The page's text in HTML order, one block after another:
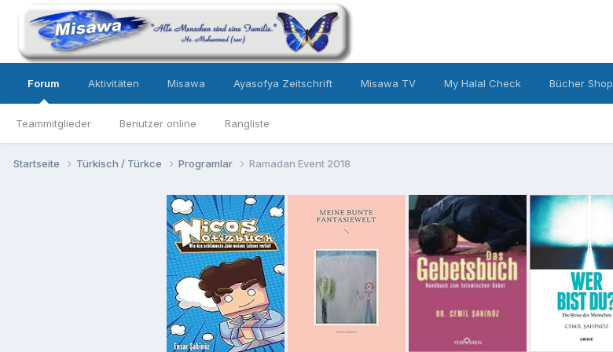
Forum
Teammitglieder Benutzer online Rangliste
Aktivitäten Misawa Ayasofya Zeitschrift Misawa TV My Halal Check Bücher Shop
Startseite Türkisch / Türkce Programlar Ramadan Event 2018